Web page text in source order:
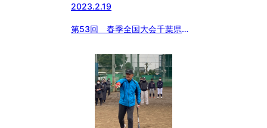
2023.2.19
第53回 春季全国大会千葉県支